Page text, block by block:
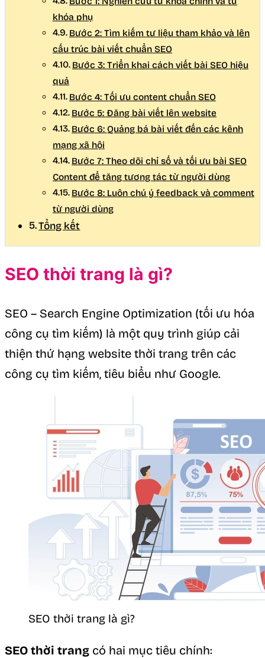
khóa phụ
Bước 2: Tìm kiếm tư liệu tham khảo và lên
cấu trúc bài viết chuẩn SEO
Bước 3: Triển khai cách viết bài SEO hiệu
quả
Bước 4: Tối ưu content chuẩn SEO
Bước 5: Đăng bài viết lên website
Bước 6: Quảng bá bài viết đến các kênh
mạng xã hội
Bước 7: Theo dõi chỉ số và tối ưu bài SEO
Content để tăng tương tác từ người dùng
Bước 8: Luôn chú ý feedback và comment
từ người dùng
Tổng kết
SEO thời trang là gì?
SEO – Search Engine Optimization (tối ưu hóa
công cụ tìm kiếm) là một quy trình giúp cải
thiện thứ hạng website thời trang trên các
công cụ tìm kiếm, tiêu biểu như Google.
SEO thời trang là gì?
SEO thời trang có hai mục tiêu chính: